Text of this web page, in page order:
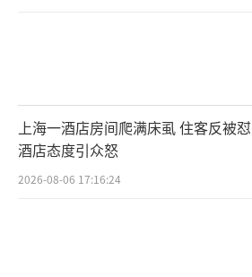
上海一酒店房间爬满床虱 住客反被怼
酒店态度引众怒
2026-08-06 17:16:24